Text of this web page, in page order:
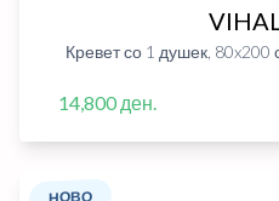
Кревет со 1 душек,
14,800 ден.
НОВО